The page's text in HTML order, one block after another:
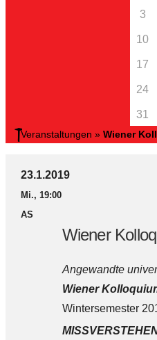
3
10
17
24
31
Veranstaltungen » Wiener
23.1.2019
Mi., 19:00
AS
Wiener
Angewandte
Wiener
Wintersemester